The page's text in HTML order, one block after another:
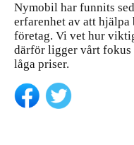
Nymobil har funnits
erfarenhet av att
företag. Vi vet hur
därför ligger vårt
låga priser.